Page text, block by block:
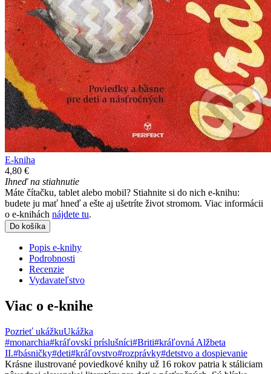
E-kniha
4,80 €
Ihneď na stiahnutie
Máte čítačku, tablet alebo mobil? Stiahnite si do nich e-knihu:
budete ju mať hneď a ešte aj ušetríte život stromom. Viac informácii
o e-knihách nájdete tu.
Do košíka
Popis e-knihy
Podrobnosti
Recenzie
Vydavateľstvo
Viac o e-knihe
Pozrieť ukážkuUkážka
#monarchia#kráľovskí príslušníci#Briti#kráľovná Alžbeta
II.#básničky#deti#kráľovstvo#rozprávky#detstvo a dospievanie
Krásne ilustrované poviedkové knihy už 16 rokov patria k stáliciam